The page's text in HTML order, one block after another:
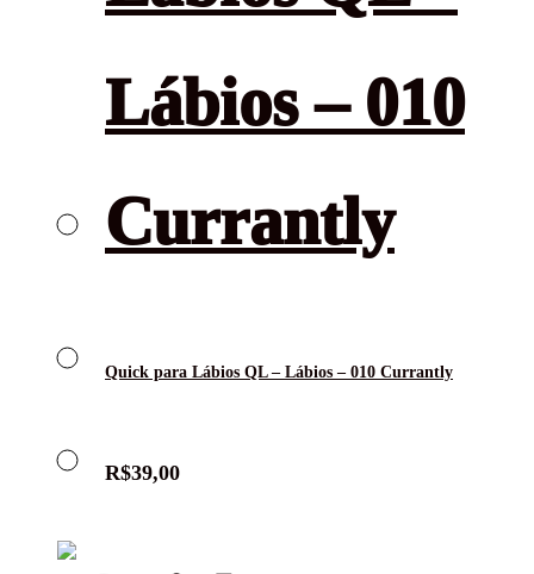
Quick para Lábios QL – Lábios – 010 Currantly
R$39,00